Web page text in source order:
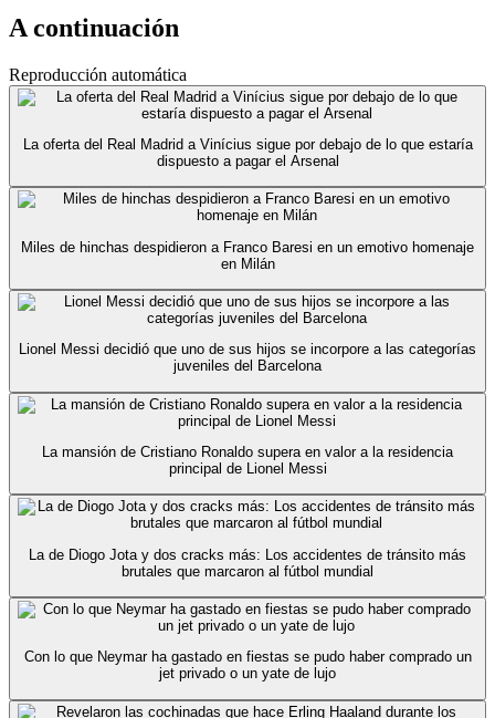
A continuación
Reproducción automática
La oferta del Real Madrid a Vinícius sigue por debajo de lo que estaría
dispuesto a pagar el Arsenal
Miles de hinchas despidieron a Franco Baresi en un emotivo homenaje
en Milán
Lionel Messi decidió que uno de sus hijos se incorpore a las categorías
juveniles del Barcelona
La mansión de Cristiano Ronaldo supera en valor a la residencia
principal de Lionel Messi
La de Diogo Jota y dos cracks más: Los accidentes de tránsito más
brutales que marcaron al fútbol mundial
Con lo que Neymar ha gastado en fiestas se pudo haber comprado un
jet privado o un yate de lujo